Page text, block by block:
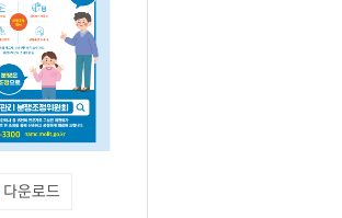
다운로드